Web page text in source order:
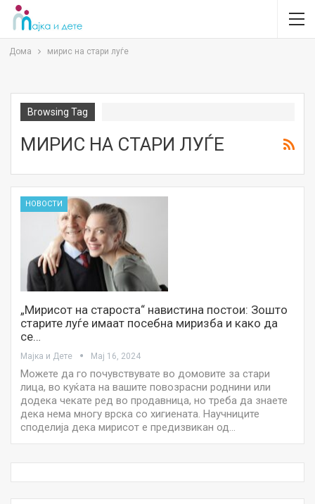
Дома мирис на стари луѓе
Browsing Tag
МИРИС НА СТАРИ ЛУЃЕ
НОВОСТИ
„Мирисот на староста“ навистина постои: Зошто
старите луѓе имаат посебна миризба и како да
се…
Мајка и Дете Мај 16, 2024
Можете да го почувствувате во домовите за стари
лица, во куќата на вашите повозрасни роднини или
додека чекате ред во продавница, но треба да знаете
дека нема многу врска со хигиената. Научниците
споделија дека мирисот е предизвикан од…